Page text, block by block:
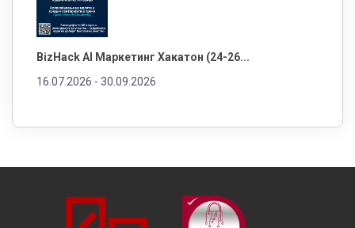
BizHack AI Маркетинг Хакатон (24-26...
16.07.2026 - 30.09.2026